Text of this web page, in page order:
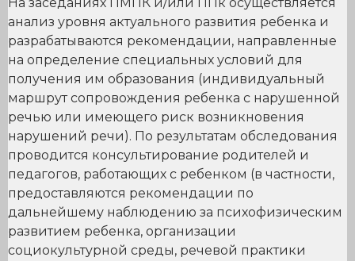
На заседаниях ПМПК и/или ППк осуществляется
анализ уровня актуального развития ребенка и
разрабатываются рекомендации, направленные
на определение специальных условий для
получения им образования (индивидуальный
маршрут сопровождения ребенка с нарушенной
речью или имеющего риск возникновения
нарушений речи). По результатам обследования
проводится консультирование родителей и
педагогов, работающих с ребенком (в частности,
предоставляются рекомендации по
дальнейшему наблюдению за психофизическим
развитием ребенка, организации
социокультурной среды, речевой практики